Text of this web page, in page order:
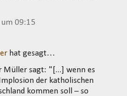
09:15
hat gesagt…
Müller sagt: "[...] wenn es
der katholischen
kommen soll – so